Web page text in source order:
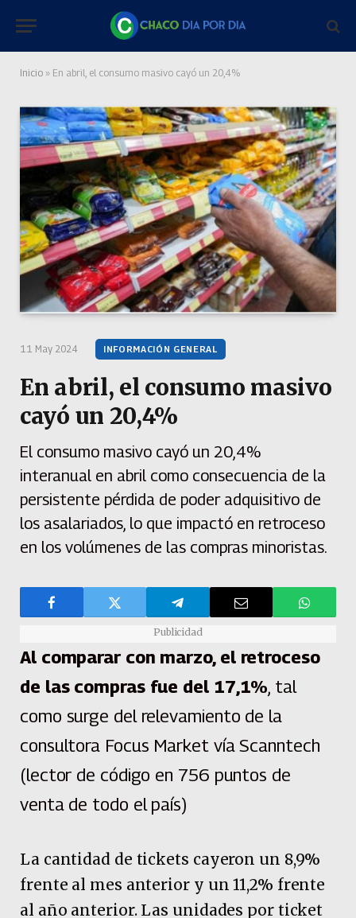
Inicio » En abril, el consumo masivo cayó un 20,4%
11 May 2024 INFORMACIÓN GENERAL
En abril, el consumo masivo
cayó un 20,4%
El consumo masivo cayó un 20,4%
interanual en abril como consecuencia de la
persistente pérdida de poder adquisitivo de
los asalariados, lo que impactó en retroceso
en los volúmenes de las compras minoristas.
Publicidad
Al comparar con marzo, el retroceso
de las compras fue del 17,1%, tal
como surge del relevamiento de la
consultora Focus Market vía Scanntech
(lector de código en 756 puntos de
venta de todo el país)
La cantidad de tickets cayeron un 8,9%
frente al mes anterior y un 11,2% frente
al año anterior. Las unidades por ticket